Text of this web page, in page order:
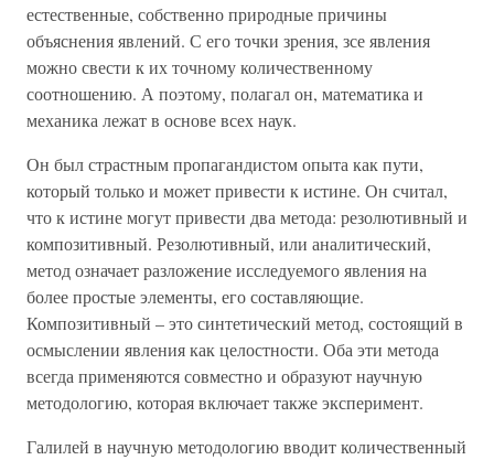
естественные, собственно природные причины
объяснения явлений. С его точки зрения, зсе явления
можно свести к их точному количественному
соотношению. А поэтому, полагал он, математика и
механика лежат в основе всех наук.
Он был страстным пропагандистом опыта как пути,
который только и может привести к истине. Он считал,
что к истине могут привести два метода: резолютивный и
композитивный. Резолютивный, или аналитический,
метод означает разложение исследуемого явления на
более простые элементы, его составляющие.
Композитивный – это синтетический метод, состоящий в
осмыслении явления как целостности. Оба эти метода
всегда применяются совместно и образуют научную
методологию, которая включает также эксперимент.
Галилей в научную методологию вводит количественный